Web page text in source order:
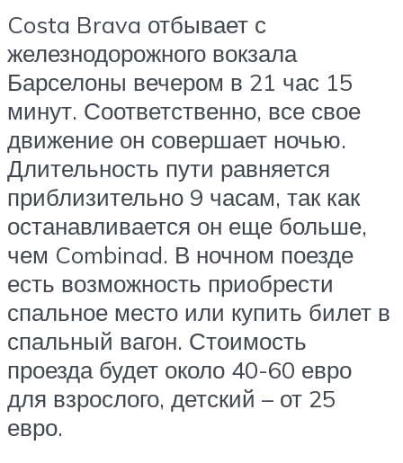
Costa Brava отбывает с
железнодорожного вокзала
Барселоны вечером в 21 час 15
минут. Соответственно, все свое
движение он совершает ночью.
Длительность пути равняется
приблизительно 9 часам, так как
останавливается он еще больше,
чем Combinad. В ночном поезде
есть возможность приобрести
спальное место или купить билет в
спальный вагон. Стоимость
проезда будет около 40-60 евро
для взрослого, детский – от 25
евро.